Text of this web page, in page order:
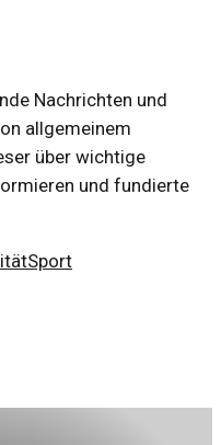
Nachrichten und
allgemeinem
über wichtige
und fundierte
Sport